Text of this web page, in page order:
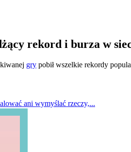
rekord i burza w
gry pobił wszelkie rekordy
ani wymyślać rzeczy,...